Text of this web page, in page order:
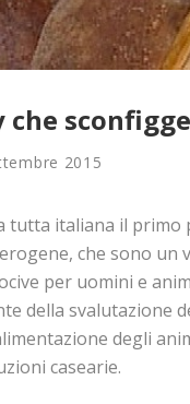
2015
tutta italiana il
che sono un
per uomini e
della svalutazione
degli
casearie.